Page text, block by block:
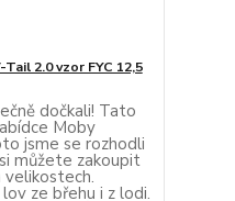
2.0 vzor FYC 12,5
dočkali! Tato
Moby
jsme se rozhodli
můžete zakoupit
velikostech.
ze břehu i z lodi.